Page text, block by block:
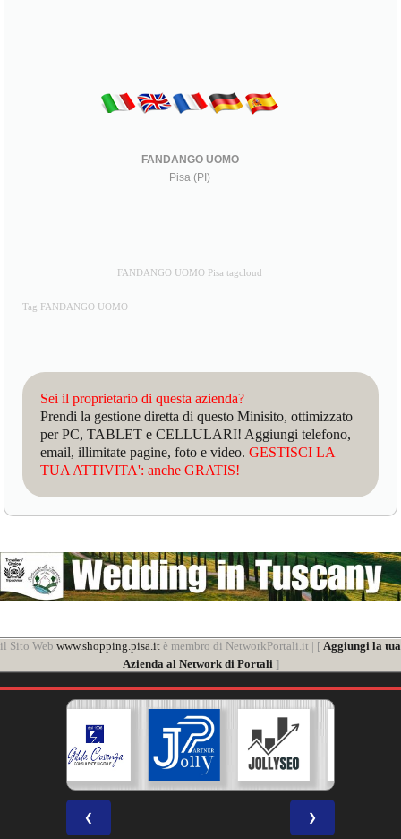
FANDANGO UOMO
Pisa (PI)
FANDANGO UOMO Pisa tagcloud
Tag FANDANGO UOMO
Sei il proprietario di questa azienda?
Prendi la gestione diretta di questo Minisito, ottimizzato
per PC, TABLET e CELLULARI! Aggiungi telefono,
email, illimitate pagine, foto e video.GESTISCI LA
TUA ATTIVITA': anche GRATIS!
il Sito Web www.shopping.pisa.it è membro di NetworkPortali.it | [ Aggiungi la tua
Azienda al Network di Portali]
❮ ❯